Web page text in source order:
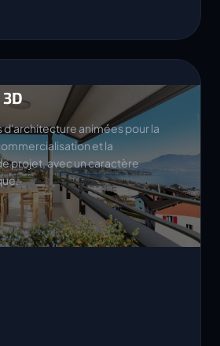
d'architecture animées pour la
et la
projet, avec un caractère